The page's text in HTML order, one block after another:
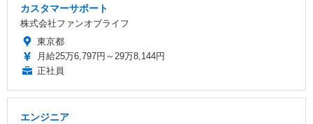
カスタマーサポート
株式会社ファンオブライフ
東京都
月給25万6,797円～29万8,144円
正社員
エンジニア